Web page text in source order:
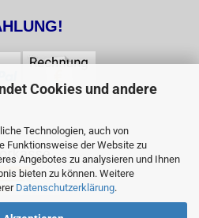
Cookies und andere
Technologien, auch von
Funktionsweise der Website zu
Angebotes zu analysieren und Ihnen
bieten zu können. Weitere
Datenschutzerklärung.